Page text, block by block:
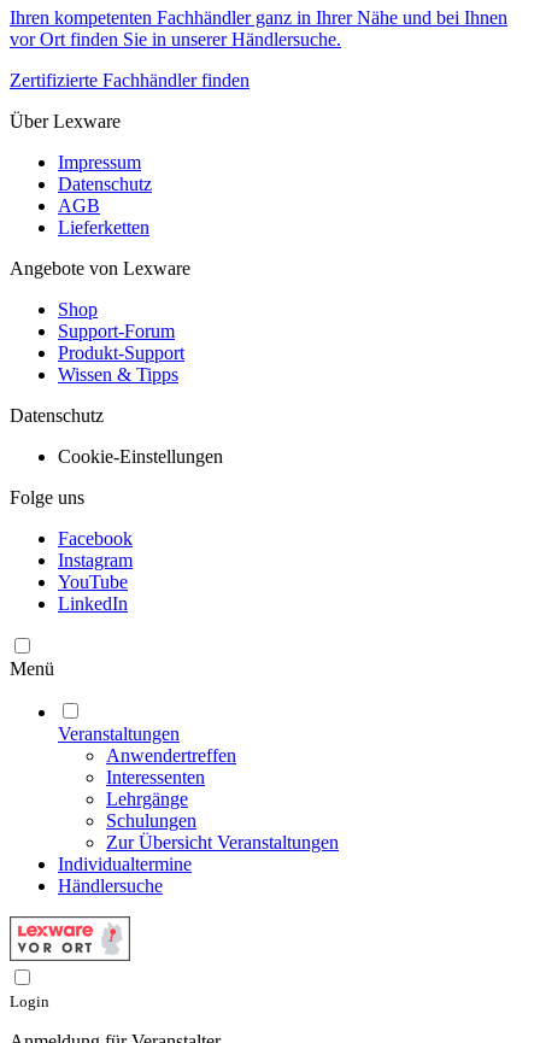
Ihren kompetenten Fachhändler ganz in Ihrer Nähe und bei Ihnen
vor Ort finden Sie in unserer Händlersuche.
Zertifizierte Fachhändler finden
Über Lexware
Impressum
Datenschutz
AGB
Lieferketten
Angebote von Lexware
Shop
Support-Forum
Produkt-Support
Wissen & Tipps
Datenschutz
Cookie-Einstellungen
Folge uns
Facebook
Instagram
YouTube
LinkedIn
Menü
Veranstaltungen
Anwendertreffen
Interessenten
Lehrgänge
Schulungen
Zur Übersicht Veranstaltungen
Individualtermine
Händlersuche
Login